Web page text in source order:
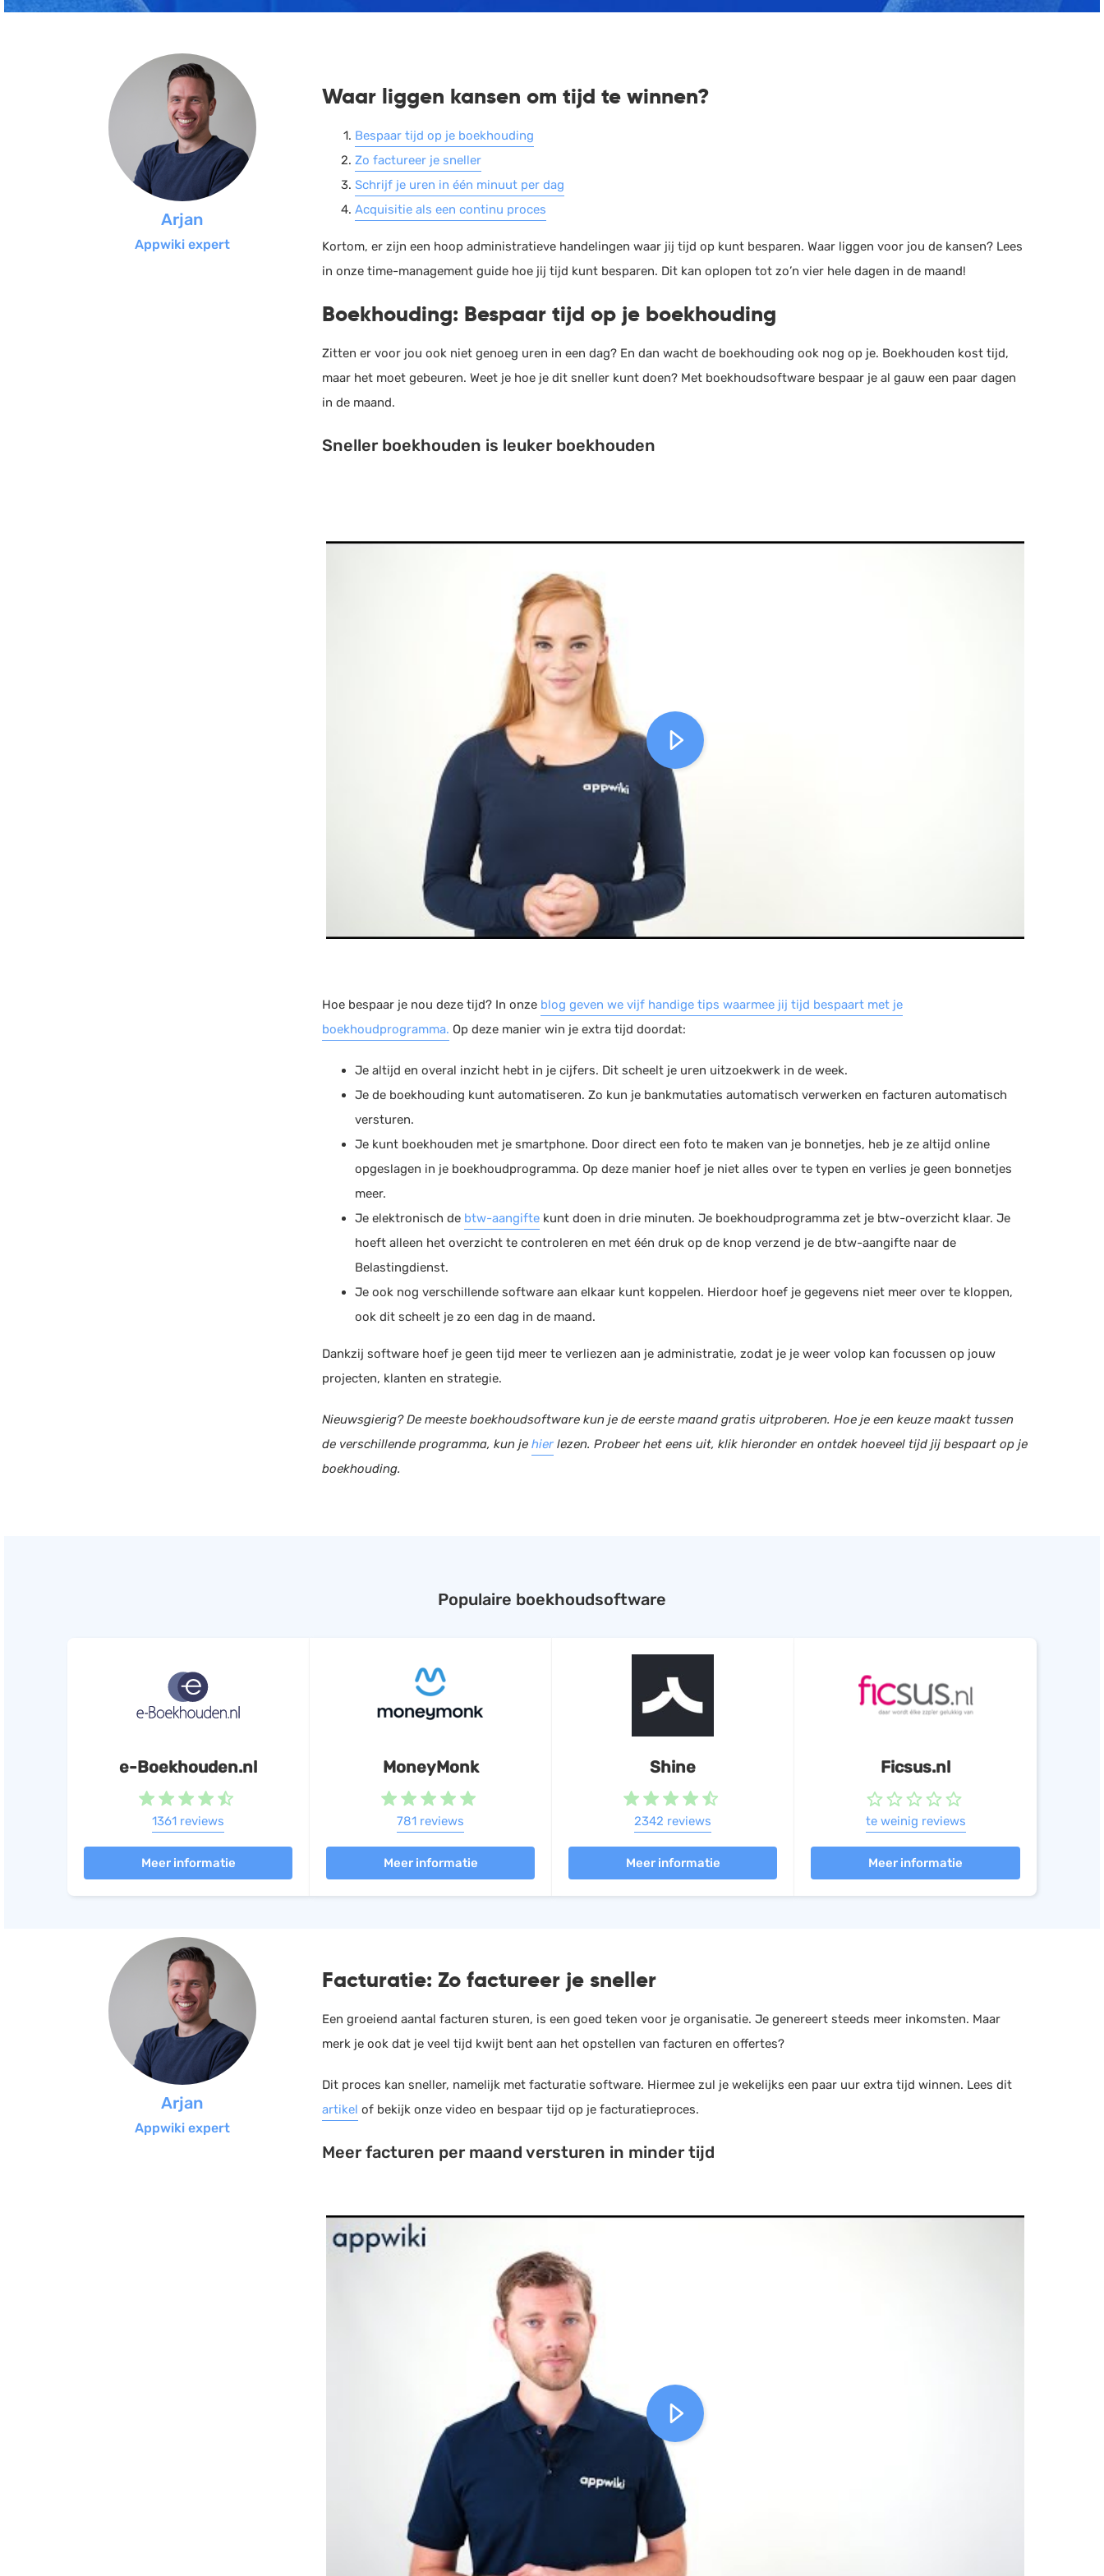
Waar liggen kansen om tijd te winnen?
Bespaar tijd op je boekhouding
Zo factureer je sneller
Schrijf je uren in één minuut per dag
Acquisitie als een continu proces
Kortom, er zijn een hoop administratieve handelingen waar jij tijd op kunt besparen. Waar liggen voor jou de kansen? Lees
in onze time-management guide hoe jij tijd kunt besparen. Dit kan oplopen tot zo’n vier hele dagen in de maand!
Boekhouding: Bespaar tijd op je boekhouding
Zitten er voor jou ook niet genoeg uren in een dag? En dan wacht de boekhouding ook nog op je. Boekhouden kost tijd,
maar het moet gebeuren. Weet je hoe je dit sneller kunt doen? Met boekhoudsoftware bespaar je al gauw een paar dagen
in de maand.
Sneller boekhouden is leuker boekhouden
Arjan
Appwiki expert
Hoe bespaar je nou deze tijd? In onze blog geven we vijf handige tips waarmee jij tijd bespaart met je
boekhoudprogramma. Op deze manier win je extra tijd doordat:
Je altijd en overal inzicht hebt in je cijfers. Dit scheelt je uren uitzoekwerk in de week.
Je de boekhouding kunt automatiseren. Zo kun je bankmutaties automatisch verwerken en facturen automatisch
versturen.
Je kunt boekhouden met je smartphone. Door direct een foto te maken van je bonnetjes, heb je ze altijd online
opgeslagen in je boekhoudprogramma. Op deze manier hoef je niet alles over te typen en verlies je geen bonnetjes
meer.
Je elektronisch de btw-aangifte kunt doen in drie minuten. Je boekhoudprogramma zet je btw-overzicht klaar. Je
hoeft alleen het overzicht te controleren en met één druk op de knop verzend je de btw-aangifte naar de
Belastingdienst.
Je ook nog verschillende software aan elkaar kunt koppelen. Hierdoor hoef je gegevens niet meer over te kloppen,
ook dit scheelt je zo een dag in de maand.
Dankzij software hoef je geen tijd meer te verliezen aan je administratie, zodat je je weer volop kan focussen op jouw
projecten, klanten en strategie.
Nieuwsgierig? De meeste boekhoudsoftware kun je de eerste maand gratis uitproberen. Hoe je een keuze maakt tussen
de verschillende programma, kun je hier lezen. Probeer het eens uit, klik hieronder en ontdek hoeveel tijd jij bespaart op je
boekhouding.
Populaire boekhoudsoftware
e-Boekhouden.nl
1361 reviews
Meer informatie
MoneyMonk
781 reviews
Meer informatie
Shine
2342 reviews
Meer informatie
Ficsus.nl
te weinig reviews
Meer informatie
Facturatie: Zo factureer je sneller
Een groeiend aantal facturen sturen, is een goed teken voor je organisatie. Je genereert steeds meer inkomsten. Maar
merk je ook dat je veel tijd kwijt bent aan het opstellen van facturen en offertes?
Dit proces kan sneller, namelijk met facturatie software. Hiermee zul je wekelijks een paar uur extra tijd winnen. Lees dit
artikel of bekijk onze video en bespaar tijd op je facturatieproces.
Meer facturen per maand versturen in minder tijd
Arjan
Appwiki expert